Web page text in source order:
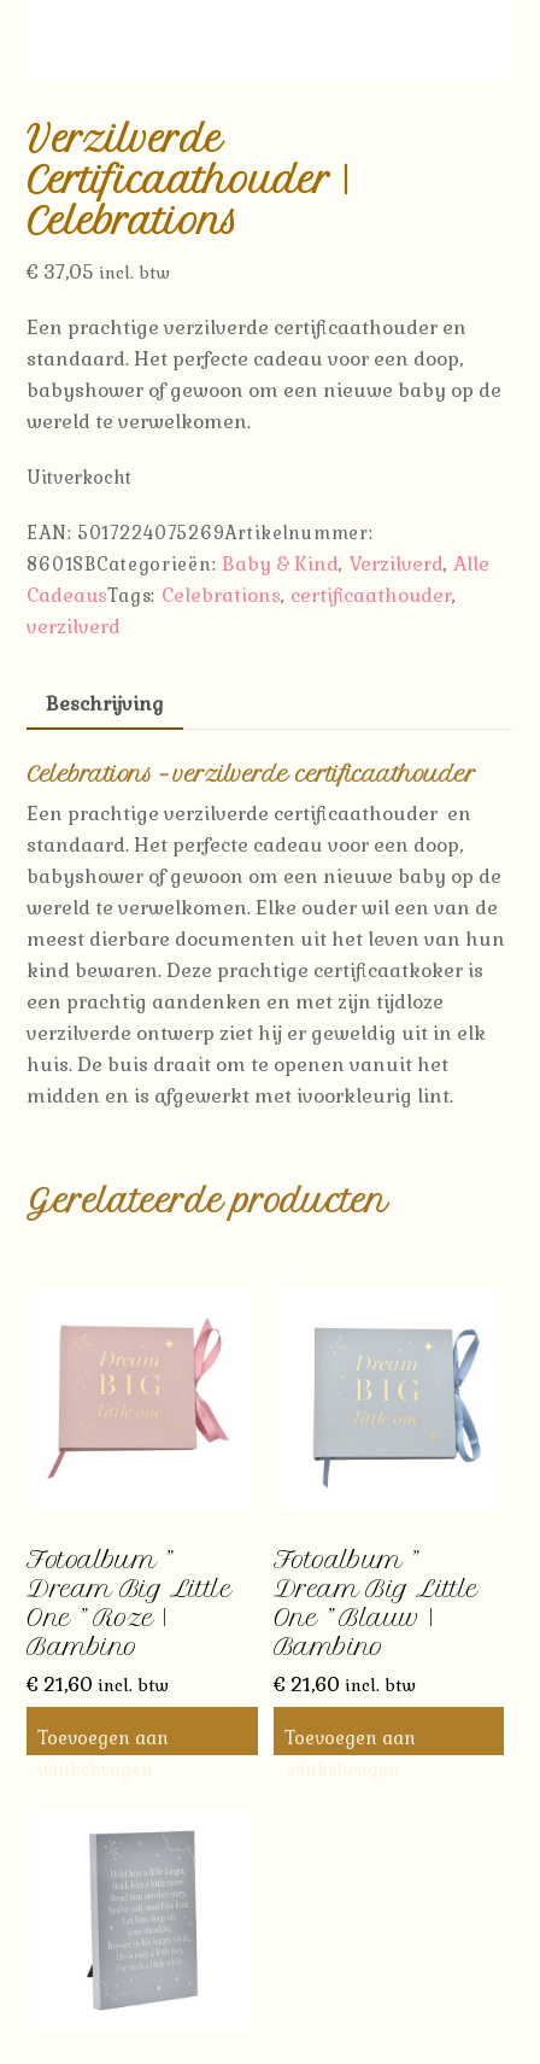
Verzilverde
Certificaathouder |
Celebrations
€ 37,05 incl. btw
Een prachtige verzilverde certificaathouder en
standaard. Het perfecte cadeau voor een doop,
babyshower of gewoon om een ​​nieuwe baby op de
wereld te verwelkomen.
Uitverkocht
EAN: 5017224075269Artikelnummer:
8601SBCategorieën: Baby & Kind, Verzilverd,Alle
CadeausTags: Celebrations, certificaathouder,
verzilverd
Beschrijving
Celebrations – verzilverde certificaathouder
Een prachtige verzilverde certificaathouder en
standaard. Het perfecte cadeau voor een doop,
babyshower of gewoon om een ​​nieuwe baby op de
wereld te verwelkomen. Elke ouder wil een van de
meest dierbare documenten uit het leven van hun
kind bewaren. Deze prachtige certificaatkoker is
een prachtig aandenken en met zijn tijdloze
verzilverde ontwerp ziet hij er geweldig uit in elk
huis. De buis draait om te openen vanuit het
midden en is afgewerkt met ivoorkleurig lint.
Gerelateerde producten
Fotoalbum ”
Dream Big Little
One ” Roze |
Bambino
€ 21,60 incl. btw
Toevoegen aan
Fotoalbum ”
Dream Big Little
One ” Blauw |
Bambino
€ 21,60 incl. btw
Toevoegen aan